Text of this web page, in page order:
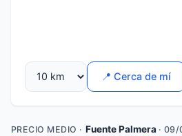
📍 Cerca de mí
PRECIO MEDIO · Fuente Palmera ·